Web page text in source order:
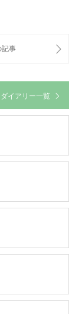
ダイアリー一覧